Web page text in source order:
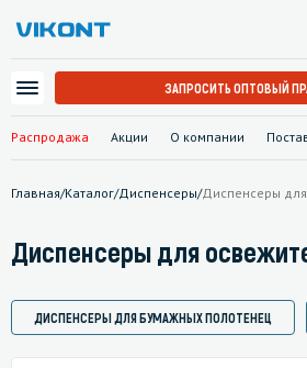
Распродажа Акции О компании
ЗАПРОСИТЬ ОПТОВЫЙ
Главная/Каталог/Диспенсеры/Диспенсеры
Диспенсеры для
ДИСПЕНСЕРЫ ДЛЯ БУМАЖНЫХ ПОЛОТЕНЕЦ